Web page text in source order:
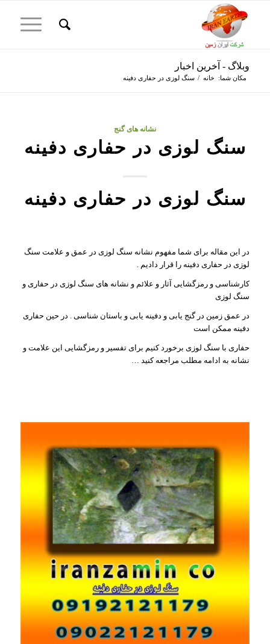
وبلاگ - آخرین اخبار
مکان شما: خانه / سنگ لوزی در حفاری دفینه
نشانه های گنج
سنگ لوزی در حفاری دفینه
سنگ لوزی در حفاری دفینه
در این مقاله برای شما مفهوم نشانه سنگ لوزی در عمق و علامت سنگ
لوزی در حفاری دفینه را قرار دادیم .
کارشناسی و رمزگشایی آثار و علائم و نشانه های سنگ لوزی در حفاری و
سنگ لوزی
در عمق زمین در گنج یابی و دفینه یابی و باستان شناسی . در حین حفاری
دفینه ممکن است
حفاری با سنگ لوزی برخورد کنیم برای تفسیر و رمزگشایی این علامت و
نشانه به ادامه مطلب مراجعه کنید …